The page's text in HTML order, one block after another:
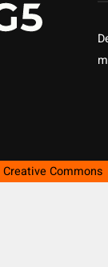
Creative Commons